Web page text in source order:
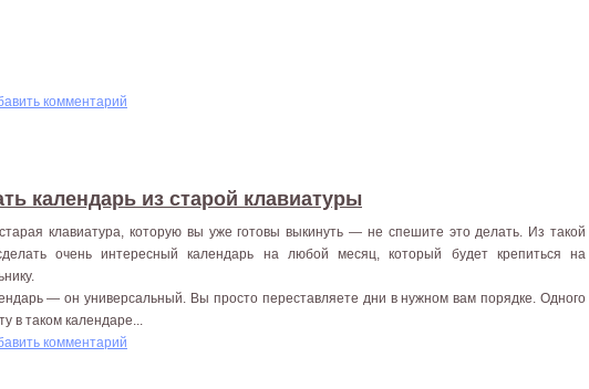
комментарий
календарь из старой клавиатуры
клавиатура, которую вы уже готовы выкинуть — не спешите это делать. Из такой
очень интересный календарь на любой месяц, который будет крепиться на
— он универсальный. Вы просто переставляете дни в нужном вам порядке. Одного
в таком календаре...
комментарий